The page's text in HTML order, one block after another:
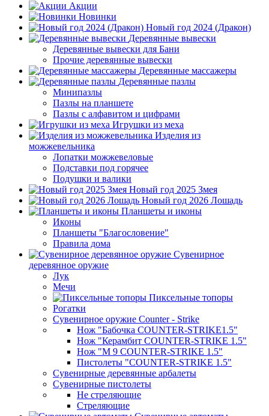
Акции
Новинки
Новый год 2024 (Дракон)
Деревянные вывески
Деревянные вывески для Бани
Прочие деревянные вывески
Деревянные массажеры
Деревянные пазлы
Минипазлы
Пазлы на планшете
Пазлы с алфавитом и цифрами
Игрушки из меха
Изделия из
можжевельника
Лопатки можжевеловые
Подставки под горячее
Подушки и валики
Новый год 2025 Змея
Новый год 2026 Лошадь
Планшеты и иконы
Иконы
Планшеты "Благословение"
Правила дома
Сувенирное
деревянное оружие
Лук
Мечи
Пиксельные топоры
Рогатки
Сувенирное оружие Counter - Strike
Нож "Бабочка COUNTER-STRIKE1.5"
Нож "Керамбит COUNTER-STRIKE 1.5"
Нож "М 9 COUNTER-STRIKE 1.5"
Пистолеты "COUNTER-STRIKE 1.5"
Сувенирные деревянные арбалеты
Сувенирные пистолеты
Не стреляющие
Стреляющие